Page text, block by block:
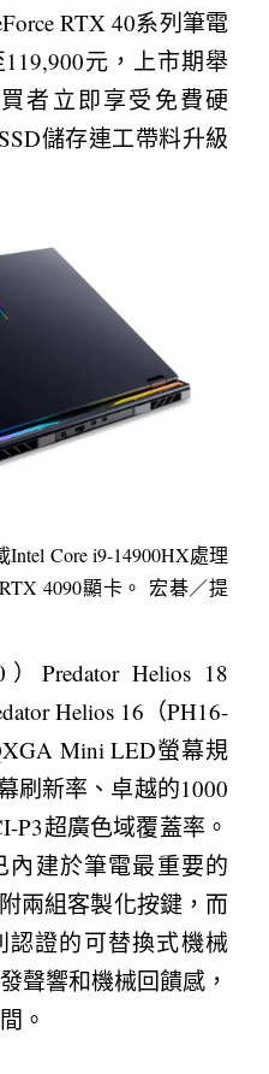
RTX 40系列筆電
元，上市期舉
者立即享受免費硬
儲存連工帶料升級
Intel Core i9-14900HX處理
4090顯卡。 宏碁／提
Predator Helios 18
Helios 16（PH16-
Mini LED螢幕規
刷新率、卓越的1000
P3超廣色域覆蓋率。
內建於筆電最重要的
兩組客製化按鍵，而
認證的可替換式機械
聲響和機械回饋感，
。